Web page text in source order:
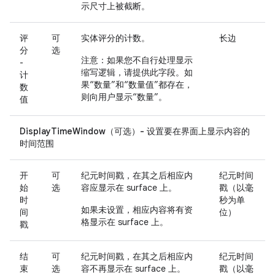
示尺寸上被截断。
评
分
-
计
数
值
可
选
实体评分的计数。
注意 ：如果您不自行处理显示
缩写逻辑，请提供此字段。如
果“数量”和“数量值”都存在，
则向用户显示“数量”。
长边
DisplayTimeWindow（可选）- 设置要在界面上显示内容的
时间范围
开
始
时
间
戳
可
选
纪元时间戳，在其之后相应内
容应显示在 surface 上。
如果未设置，相应内容将有资
格显示在 surface 上。
纪元时间
戳（以毫
秒为单
位）
结
束
可
选
纪元时间戳，在其之后相应内
容不再显示在 surface 上。
纪元时间
戳（以毫